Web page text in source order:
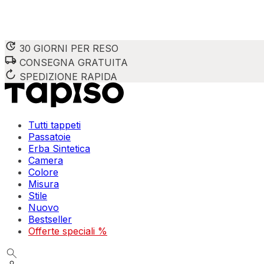
30 GIORNI PER RESO
CONSEGNA GRATUITA
SPEDIZIONE RAPIDA
Tutti tappeti
Passatoie
Erba Sintetica
Camera
Colore
Misura
Stile
Nuovo
Bestseller
Offerte speciali %